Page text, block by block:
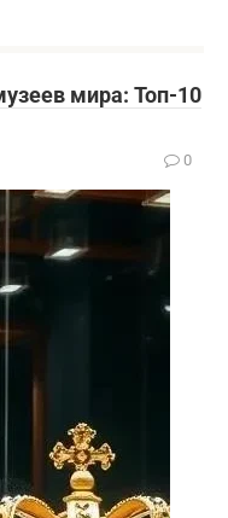
мира: Топ-10
0